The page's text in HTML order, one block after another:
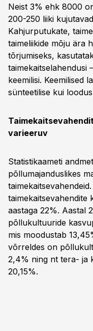
Neist 3% ehk 8000
200-250 liiki
Kahjurputukate,
taimeliikide mõju ära
tõrjumiseks,
taimekaitselahendusi
keemilisi. Keemilised
sünteetilise kui
varieeruv
Statistikaameti
põllumajanduslikes
taimekaitsevahendite
aastaga 22%. Aastal
põllukultuuride
mis moodustab
võrreldes on
2,4% ning nt tera- ja
20,15%.